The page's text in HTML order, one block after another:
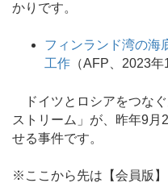
かりです。
フィンランド湾の
工作 （AFP、2023年
ドイツとロシアをつな
ストリーム」が、昨年9月
せる事件です。
※ここから先は【会員版